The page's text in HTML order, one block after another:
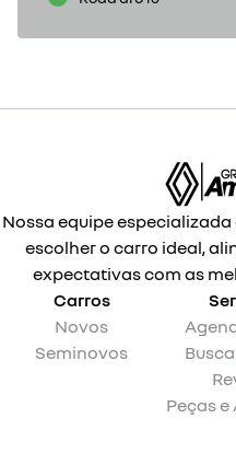
Nossa equipe
escolher o carro ideal,
expectativas com as
Carros
Novos
Seminovos
Peças